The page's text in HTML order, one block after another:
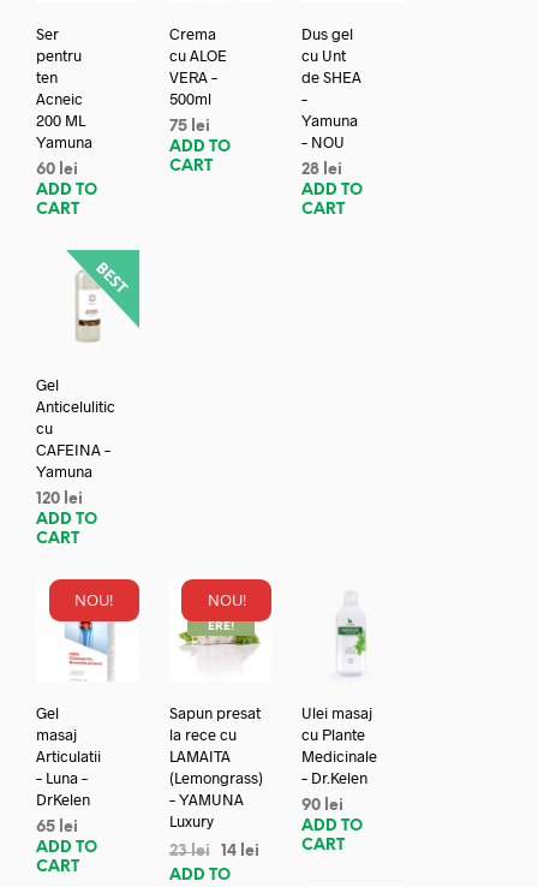
Ser
pentru
ten
Acneic
200 ML
Yamuna
60 lei
ADD TO
CART
Crema
cu ALOE
VERA –
500ml
75 lei
ADD TO
CART
Dus gel
cu Unt
de SHEA
–
Yamuna
– NOU
28 lei
ADD TO
CART
Gel
Anticelulitic
cu
CAFEINA –
Yamuna
120 lei
ADD TO
CART
NOU!
Gel
masaj
Articulatii
– Luna –
DrKelen
65 lei
ADD TO
CART
NOU!
REDUC
ERE!
Sapun presat
la rece cu
LAMAITA
(Lemongrass)
– YAMUNA
Luxury
23lei 14 lei
ADD TO
Ulei masaj
cu Plante
Medicinale
– Dr.Kelen
90 lei
ADD TO
CART